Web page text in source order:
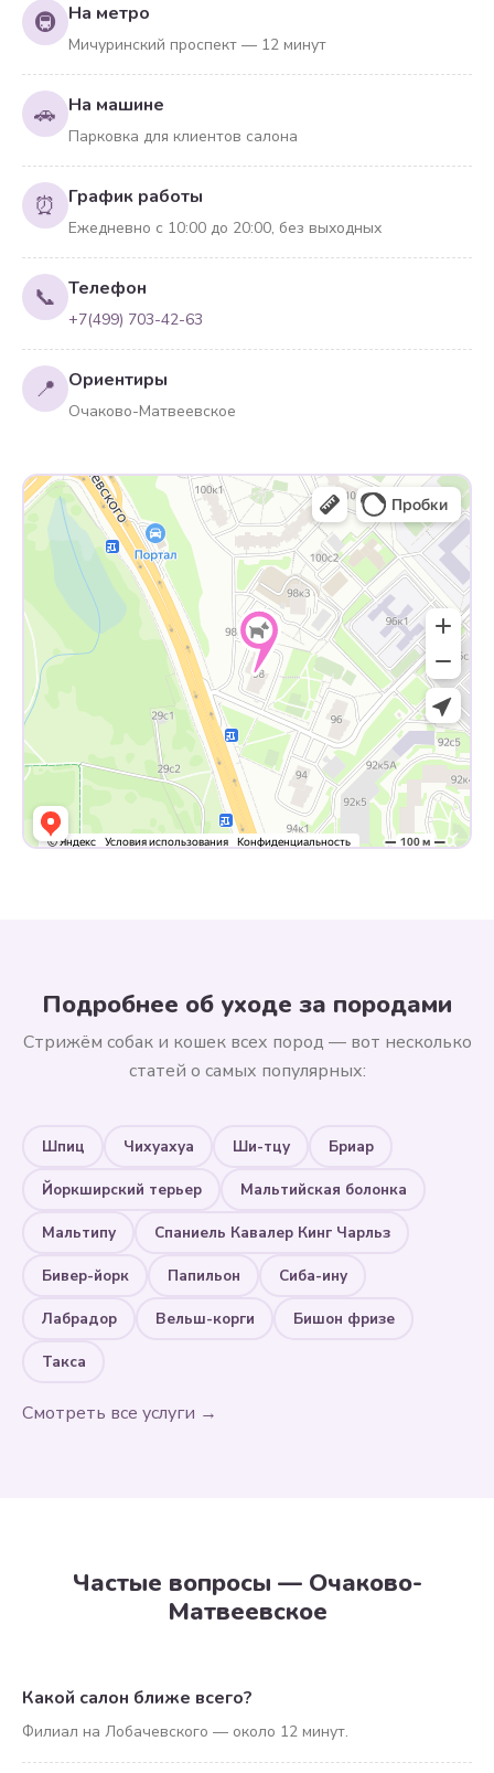
🚇 На метро
Мичуринский проспект — 12 минут
🚗 На машине
Парковка для клиентов салона
⏰ График работы
Ежедневно с 10:00 до 20:00, без выходных
📞 Телефон
+7(499) 703-42-63
📍 Ориентиры
Очаково-Матвеевское
Подробнее об уходе за породами
Стрижём собак и кошек всех пород — вот несколько
статей о самых популярных:
Шпиц Чихуахуа Ши-тцу Бриар
Йоркширский терьер Мальтийская болонка
Мальтипу Спаниель Кавалер Кинг Чарльз
Бивер-йорк Папильон Сиба-ину
Лабрадор Вельш-корги Бишон фризе
Такса
Смотреть все услуги →
Частые вопросы — Очаково-
Матвеевское
Какой салон ближе всего?
Филиал на Лобачевского — около 12 минут.